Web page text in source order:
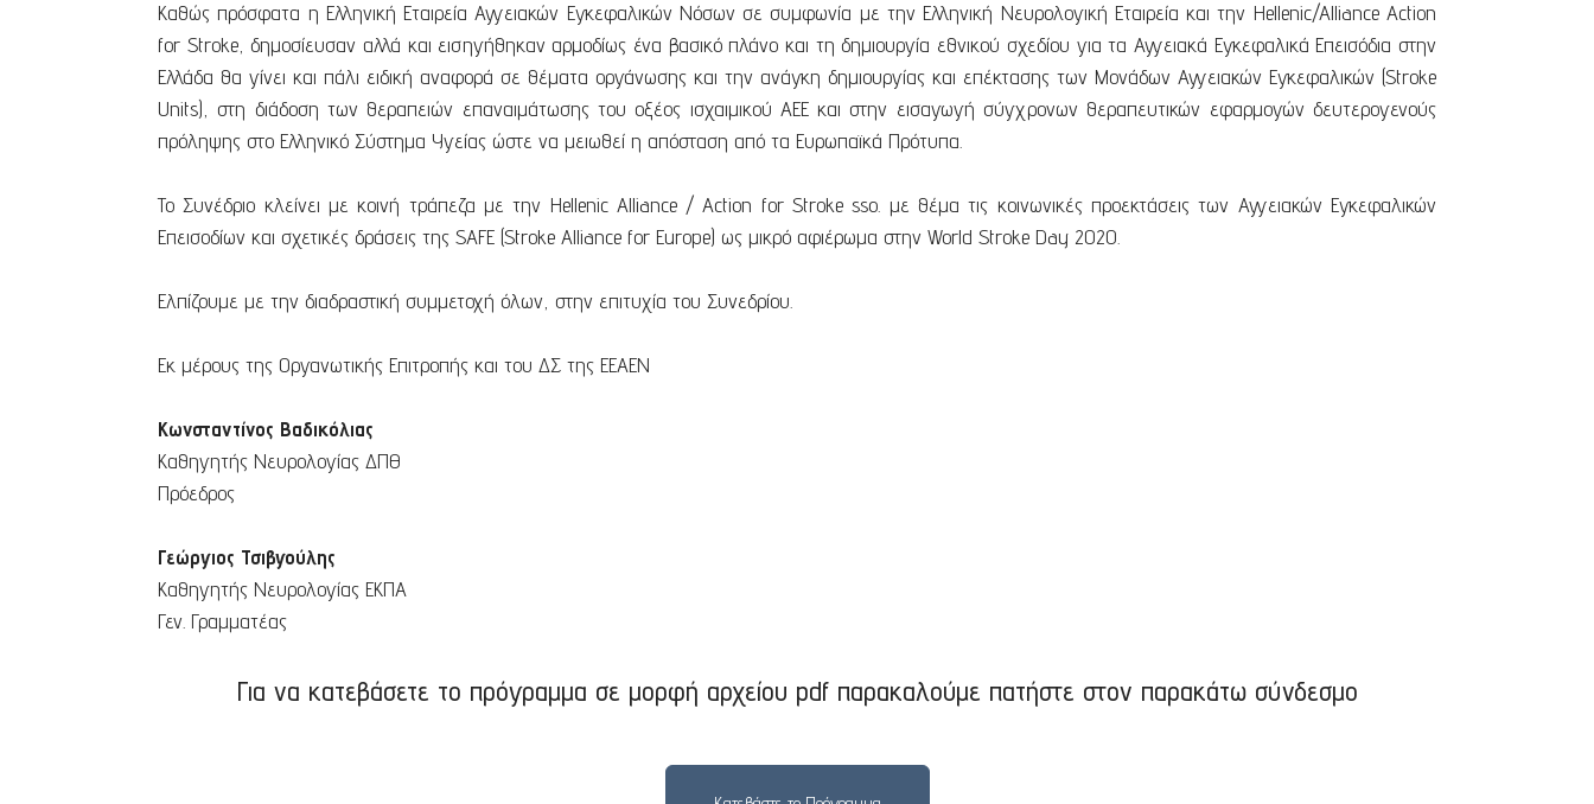
Καθώς πρόσφατα η Ελληνική Εταιρεία Αγγειακών Εγκεφαλικών Νόσων σε συμφωνία με την Ελληνική Νευρολογική Εταιρεία και την Hellenic/Alliance Action
for Stroke, δημοσίευσαν αλλά και εισηγήθηκαν αρμοδίως ένα βασικό πλάνο και τη δημιουργία εθνικού σχεδίου για τα Αγγειακά Εγκεφαλικά Επεισόδια στην
Ελλάδα θα γίνει και πάλι ειδική αναφορά σε θέματα oργάνωσης και την ανάγκη δημιουργίας και επέκτασης των Μονάδων Αγγειακών Εγκεφαλικών (Stroke
Units), στη διάδοση των θεραπειών επαναιμάτωσης του οξέος ισχαιμικού ΑΕΕ και στην εισαγωγή σύγχρονων θεραπευτικών εφαρμογών δευτερογενούς
πρόληψης στο Ελληνικό Σύστημα Υγείας ώστε να μειωθεί η απόσταση από τα Ευρωπαϊκά Πρότυπα.
Το Συνέδριο κλείνει με κοινή τράπεζα με την Hellenic Alliance / Action for Stroke sso. με θέμα τις κοινωνικές προεκτάσεις των Αγγειακών Εγκεφαλικών
Επεισοδίων και σχετικές δράσεις της SAFE (Stroke Alliance for Europe) ως μικρό αφιέρωμα στην World Stroke Day 2020.
Ελπίζουμε με την διαδραστική συμμετοχή όλων, στην επιτυχία του Συνεδρίου.
Εκ μέρους της Oργανωτικής Eπιτροπής και του ΔΣ της ΕΕΑΕΝ
Κωνσταντίνος Βαδικόλιας
Καθηγητής Νευρολογίας ΔΠΘ
Πρόεδρος
Γεώργιος Τσιβγούλης
Καθηγητής Νευρολογίας ΕΚΠΑ
Γεν. Γραμματέας
Για να κατεβάσετε το πρόγραμμα σε μορφή αρχείου pdf παρακαλούμε πατήστε στον παρακάτω σύνδεσμο